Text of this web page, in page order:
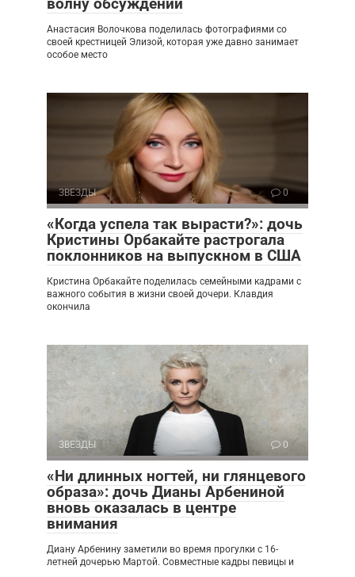
волну обсуждений
Анастасия Волочкова поделилась фотографиями со
своей крестницей Элизой, которая уже давно занимает
особое место
ЗВЕЗДЫ 0
«Когда успела так вырасти?»: дочь
Кристины Орбакайте растрогала
поклонников на выпускном в США
Кристина Орбакайте поделилась семейными кадрами с
важного события в жизни своей дочери. Клавдия
окончила
ЗВЕЗДЫ 0
«Ни длинных ногтей, ни глянцевого
образа»: дочь Дианы Арбениной
вновь оказалась в центре
внимания
Диану Арбенину заметили во время прогулки с 16-
летней дочерью Мартой. Совместные кадры певицы и